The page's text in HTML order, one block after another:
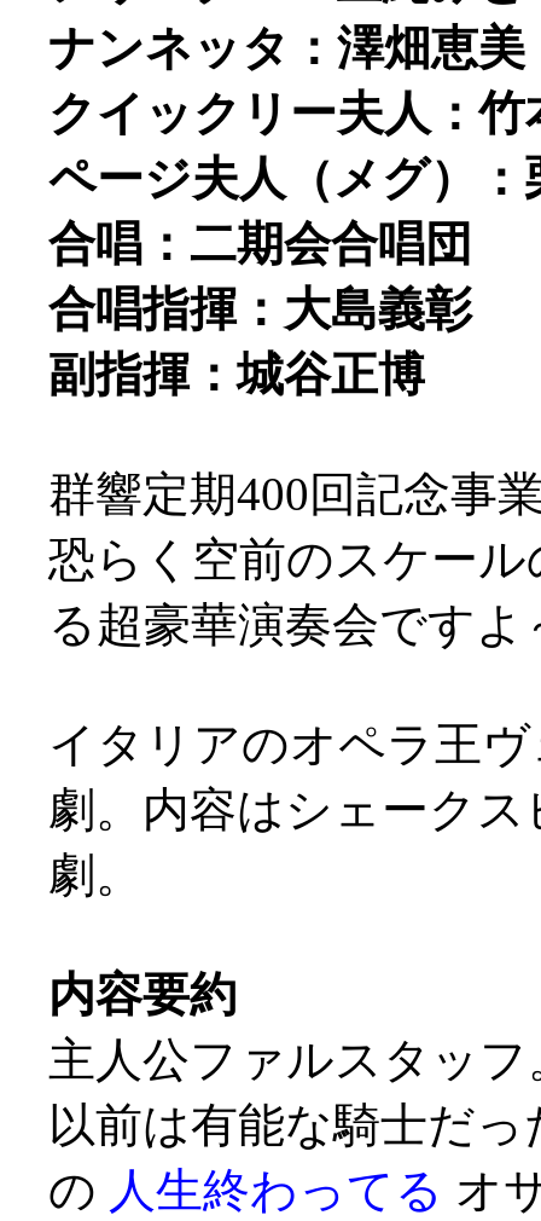
ナンネッタ：澤畑恵美
クイックリー夫人：竹
ページ夫人（メグ）：
合唱：二期会合唱団
合唱指揮：大島義彰
副指揮：城谷正博
群響定期400回記念事
恐らく空前のスケー
る超豪華演奏会です
イタリアのオペラ王
劇。内容はシェーク
劇。
内容要約
主人公ファルスタッフ
以前は有能な騎士だ
の 人生終わってる オ